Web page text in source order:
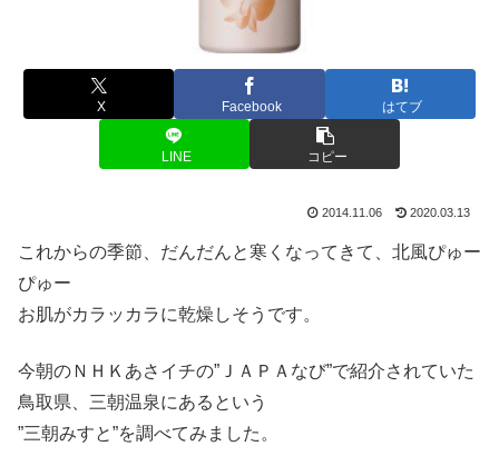
X Facebook はてブ
LINE コピー
2014.11.06 2020.03.13
これからの季節、だんだんと寒くなってきて、北風ぴゅー
ぴゅー
お肌がカラッカラに乾燥しそうです。
今朝のＮＨＫあさイチの”ＪＡＰＡなび”で紹介されていた
鳥取県、三朝温泉にあるという
”三朝みすと”を調べてみました。